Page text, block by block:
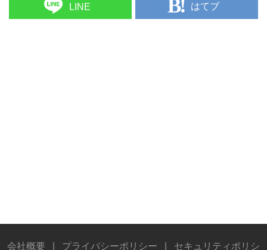
LINE はてブ
会社概要 プライバシーポリシー セキュリティポリシ